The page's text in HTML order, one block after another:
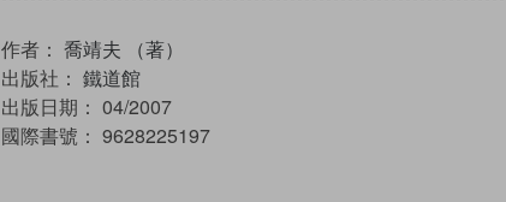
作者： 喬靖夫 （著）
出版社： 鐵道館
出版日期： 04/2007
國際書號： 9628225197